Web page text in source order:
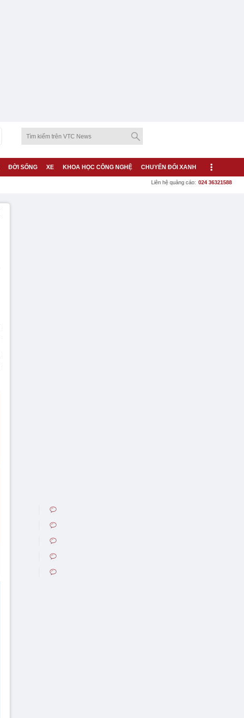
ĐỜI SỐNG XE KHOA HỌC CÔNG NGHỆ CHUYỂN ĐỔI XANH
Liên hệ quảng cáo: 024 36321588